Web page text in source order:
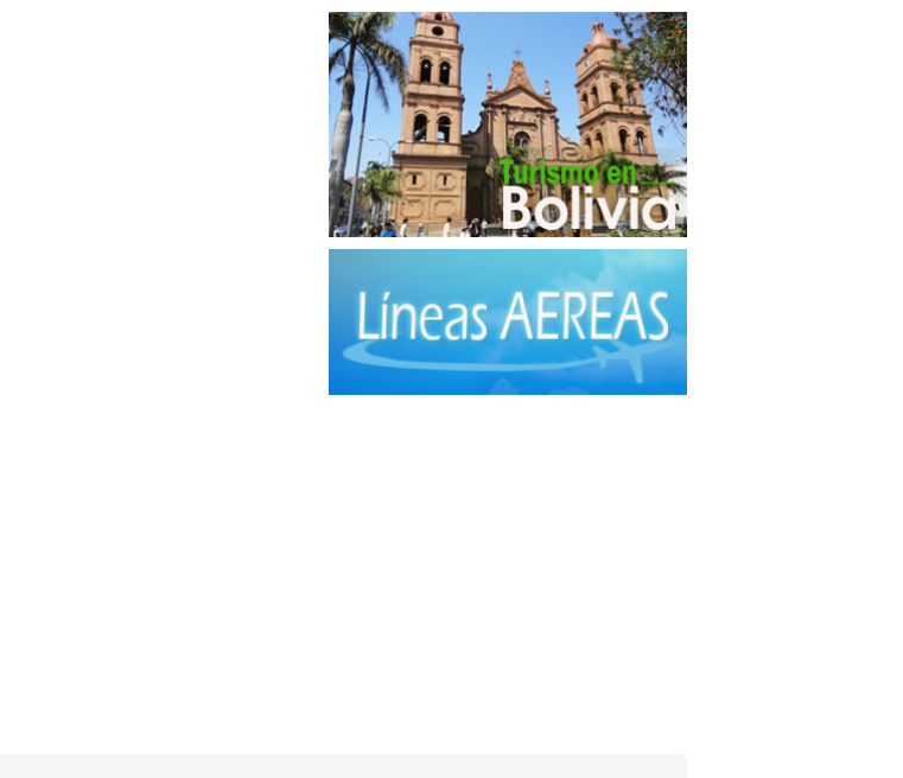
Centros Médicos Especializados
Cirugía Digestiva(2)
Cirugía Estética(18)
Cirugía Gastroenterológica(2)
Cirugía General(28)
Cirugía Laparoscópica (14)
Cirugía Pediátrica(9)
Cirugía Plástica - Estética - Reconstrucción (28)
Cirugía torácica(2)
Cirujanos Plásticos(16)
Clínicas(44)